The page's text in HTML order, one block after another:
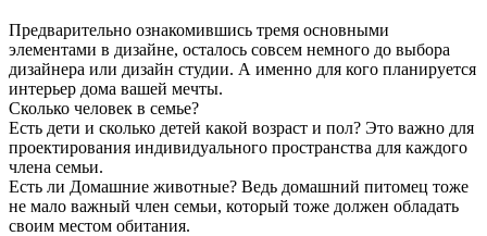
Предварительно ознакомившись тремя основными
элементами в дизайне, осталось совсем немного до выбора
дизайнера или дизайн студии. А именно для кого планируется
интерьер дома вашей мечты.
Сколько человек в семье?
Есть дети и сколько детей какой возраст и пол? Это важно для
проектирования индивидуального пространства для каждого
члена семьи.
Есть ли Домашние животные? Ведь домашний питомец тоже
не мало важный член семьи, который тоже должен обладать
своим местом обитания.